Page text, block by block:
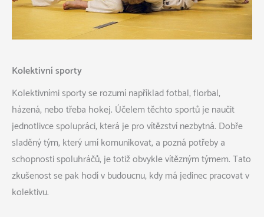
Kolektivní sporty
Kolektivními sporty se rozumí například fotbal, florbal,
házená, nebo třeba hokej. Účelem těchto sportů je naučit
jednotlivce spolupráci, která je pro vítězství nezbytná. Dobře
sladěný tým, který umí komunikovat, a pozná potřeby a
schopnosti spoluhráčů, je totiž obvykle vítězným týmem. Tato
zkušenost se pak hodí v budoucnu, kdy má jedinec pracovat v
kolektivu.